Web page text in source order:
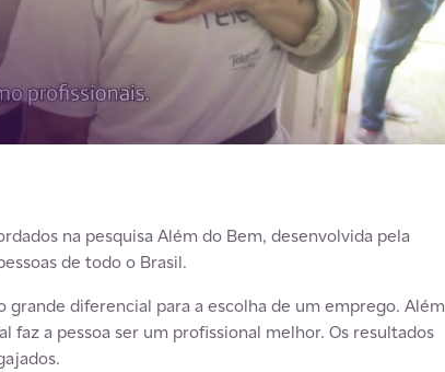
na pesquisa Além do Bem, desenvolvida pela
de todo o Brasil.
diferencial para a escolha de um emprego. Além
a pessoa ser um profissional melhor. Os resultados